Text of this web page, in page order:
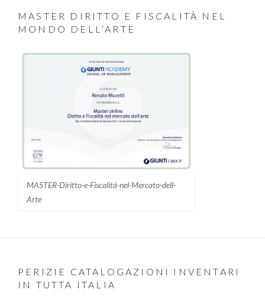
MASTER DIRITTO E FISCALITÀ NEL
MONDO DELL’ARTE
MASTER-Diritto-e-Fiscalità-nel-Mercato-dell-
Arte
PERIZIE CATALOGAZIONI INVENTARI
IN TUTTA ITALIA